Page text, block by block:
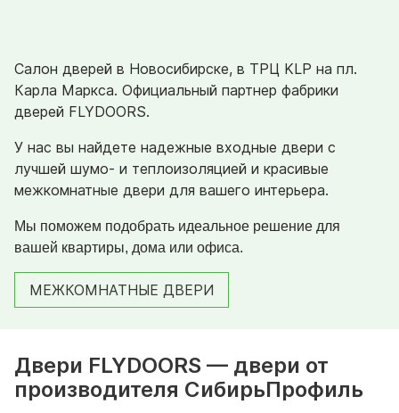
Салон дверей в Новосибирске, в ТРЦ KLP на пл.
Карла Маркса. Официальный партнер фабрики
дверей FLYDOORS.
У нас вы найдете надежные входные двери с
лучшей шумо- и теплоизоляцией и красивые
межкомнатные двери для вашего интерьера.
Мы поможем подобрать идеальное решение для
вашей квартиры, дома или офиса.
МЕЖКОМНАТНЫЕ ДВЕРИ
Двери FLYDOORS — двери от
производителя СибирьПрофиль